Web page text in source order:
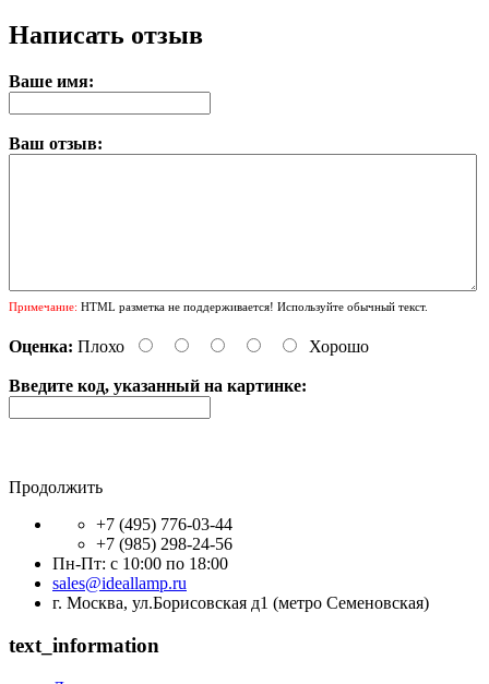
Написать отзыв
Ваше имя:
Ваш отзыв:
Примечание: HTML разметка не поддерживается! Используйте обычный текст.
Оценка: Плохо Хорошо
Введите код, указанный на картинке:
Продолжить
+7 (495) 776-03-44
+7 (985) 298-24-56
Пн-Пт: с 10:00 по 18:00
sales@ideallamp.ru
г. Москва, ул.Борисовская д1 (метро Семеновская)
text_information